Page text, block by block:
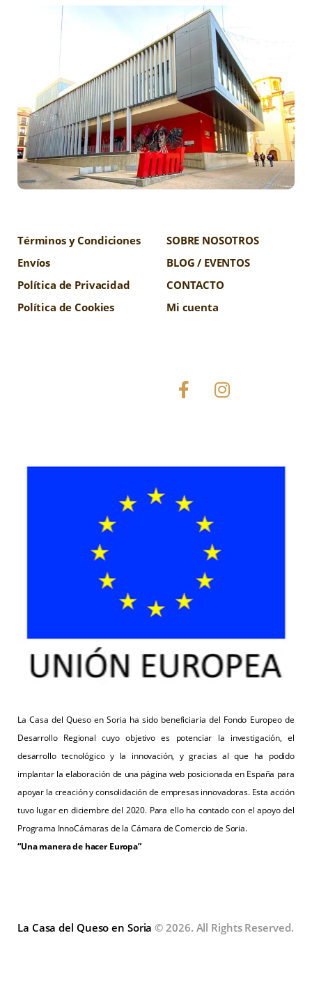
Términos y Condiciones
Envíos
Política de Privacidad
Política de Cookies
SOBRE NOSOTROS
BLOG / EVENTOS
CONTACTO
Mi cuenta
La Casa del Queso en Soria ha sido beneficiaria del Fondo Europeo de
Desarrollo Regional cuyo objetivo es potenciar la investigación, el
desarrollo tecnológico y la innovación, y gracias al que ha podido
implantar la elaboración de una página web posicionada en España para
apoyar la creación y consolidación de empresas innovadoras. Esta acción
tuvo lugar en diciembre del 2020. Para ello ha contado con el apoyo del
Programa InnoCámaras de la Cámara de Comercio de Soria.
“Una manera de hacer Europa”
La Casa del Queso en Soria © 2026. All Rights Reserved.